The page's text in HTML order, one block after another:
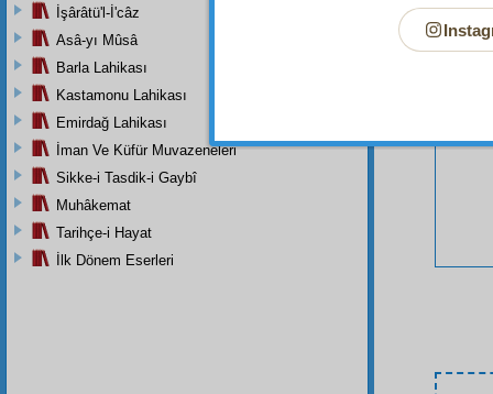
İşârâtü'l-İ'câz
Asâ-yı Mûsâ
Barla Lahikası
Kastamonu Lahikası
Emirdağ Lahikası
İman Ve Küfür Muvazeneleri
Sikke-i Tasdik-i Gaybî
Muhâkemat
Tarihçe-i Hayat
İlk Dönem Eserleri